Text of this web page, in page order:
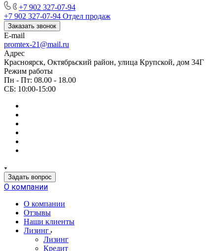
+7 902 327-07-94
+7 902 327-07-94 Отдел продаж
Заказать звонок
E-mail
promtex-21@mail.ru
Адрес
Красноярск, Октябрьский район, улица Крупской, дом 34Г
Режим работы
Пн - Пт: 08.00 - 18.00
СБ: 10:00-15:00
Задать вопрос
О компании
О компании
Отзывы
Наши клиенты
Лизинг
Лизинг
Кредит